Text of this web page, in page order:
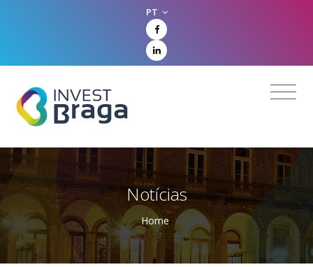
PT
Notícias
Home